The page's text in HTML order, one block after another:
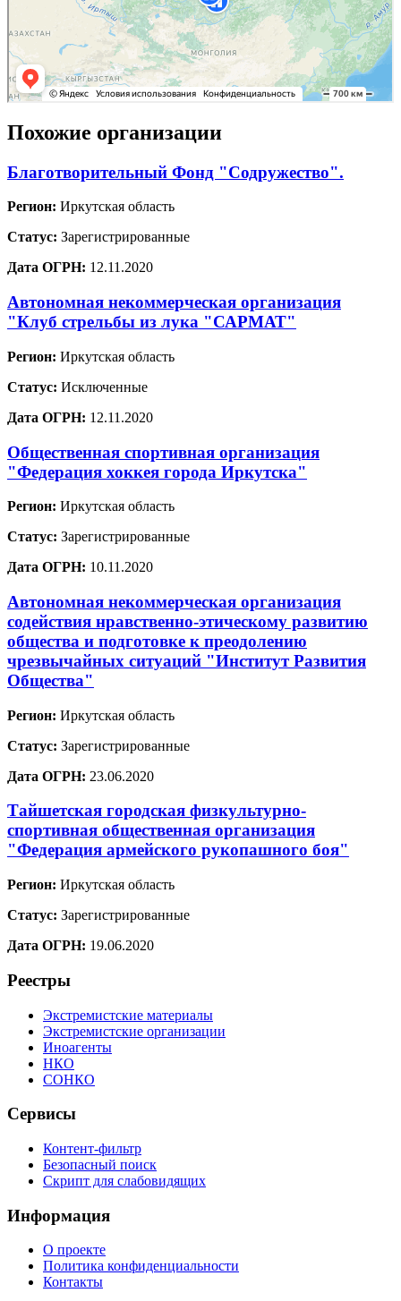
Похожие организации
Благотворительный Фонд "Содружество".
Регион: Иркутская область
Статус: Зарегистрированные
Дата ОГРН: 12.11.2020
Автономная некоммерческая организация
"Клуб стрельбы из лука "САРМАТ"
Регион: Иркутская область
Статус: Исключенные
Дата ОГРН: 12.11.2020
Общественная спортивная организация
"Федерация хоккея города Иркутска"
Регион: Иркутская область
Статус: Зарегистрированные
Дата ОГРН: 10.11.2020
Автономная некоммерческая организация
содействия нравственно-этическому развитию
общества и подготовке к преодолению
чрезвычайных ситуаций "Институт Развития
Общества"
Регион: Иркутская область
Статус: Зарегистрированные
Дата ОГРН: 23.06.2020
Тайшетская городская физкультурно-
спортивная общественная организация
"Федерация армейского рукопашного боя"
Регион: Иркутская область
Статус: Зарегистрированные
Дата ОГРН: 19.06.2020
Реестры
Экстремистские материалы
Экстремистские организации
Иноагенты
НКО
СОНКО
Сервисы
Контент-фильтр
Безопасный поиск
Скрипт для слабовидящих
Информация
О проекте
Политика конфиденциальности
Контакты